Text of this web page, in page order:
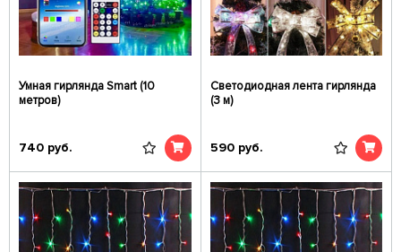
Умная гирлянда Smart (10
метров)
740 руб.
Светодиодная лента гирлянда
(3 м)
590 руб.